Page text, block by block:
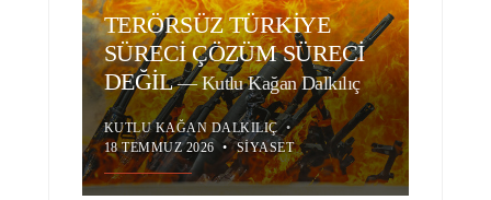
TERÖRSÜZ TÜRKİYE
SÜRECİ ÇÖZÜM SÜRECİ
DEĞİL—Kutlu Kağan Dalkılıç
KUTLU KAĞAN DALKILIÇ •
18 TEMMUZ 2026 • SIYASET